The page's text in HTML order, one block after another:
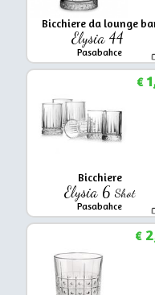
Bicchiere da lounge
Elysia 44
Pasabahce
Bicchiere
Elysia 6Shot
Pasabahce
€
€